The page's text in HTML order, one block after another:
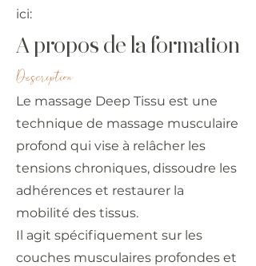
ici:
A propos de la formation
Description
Le massage Deep Tissu est une
technique de massage musculaire
profond qui vise à relâcher les
tensions chroniques, dissoudre les
adhérences et restaurer la
mobilité des tissus.
Il agit spécifiquement sur les
couches musculaires profondes et